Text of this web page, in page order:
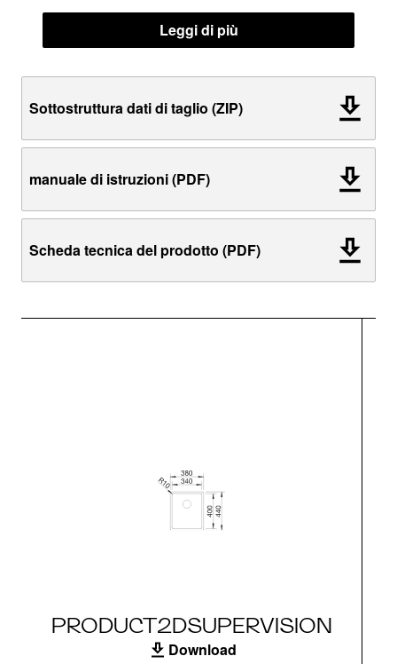
Leggi di più
Sottostruttura dati di taglio (ZIP)
manuale di istruzioni (PDF)
Scheda tecnica del prodotto (PDF)
PRODUCT2DSUPERVISION
Download